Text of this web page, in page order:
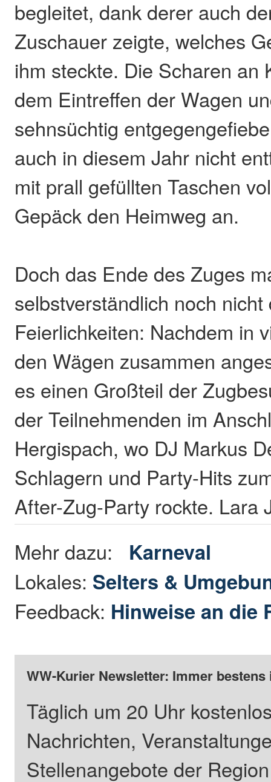
begleitet, dank derer auch
Zuschauer zeigte, welches
ihm steckte. Die Scharen an
dem Eintreffen der Wagen
sehnsüchtig
auch in diesem Jahr nicht
mit prall gefüllten Taschen
Gepäck den Heimweg an.
Doch das Ende des Zuges
selbstverständlich noch
Feierlichkeiten: Nachdem in
den Wägen zusammen
es einen Großteil der
der Teilnehmenden im
Hergispach, wo DJ Markus
Schlagern und Party-Hits
After-Zug-Party rockte. Lara
Mehr dazu: Karneval
Lokales: Selters &
Feedback: Hinweise an die
WW-Kurier Newsletter: Immer
Täglich um 20 Uhr
Nachrichten,
Stellenangebote der